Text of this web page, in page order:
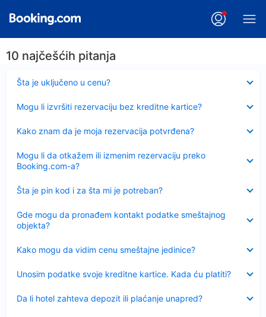
10 najčešćih pitanja
Šta je uključeno u cenu?
Sažeto
Mogu li izvršiti rezervaciju bez kreditne kartice?
Kako znam da je moja rezervacija potvrđena?
Mogu li da otkažem ili izmenim rezervaciju preko
Booking.com-a?
Šta je pin kod i za šta mi je potreban?
Sažeto
Gde mogu da pronađem kontakt podatke smeštajnog
objekta?
Kako mogu da vidim cenu smeštajne jedinice?
Unosim podatke svoje kreditne kartice. Kada ću platiti?
Da li hotel zahteva depozit ili plaćanje unapred?